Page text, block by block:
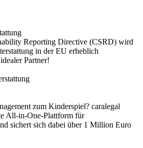
Reporting Directive (CSRD) wird
in der EU erheblich
Partner!
zum Kinderspiel? caralegal
All-in-One-Plattform für
sichert sich dabei über 1 Million Euro